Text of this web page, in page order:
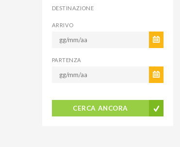
DESTINAZIONE
ARRIVO
PARTENZA
CERCA ANCORA